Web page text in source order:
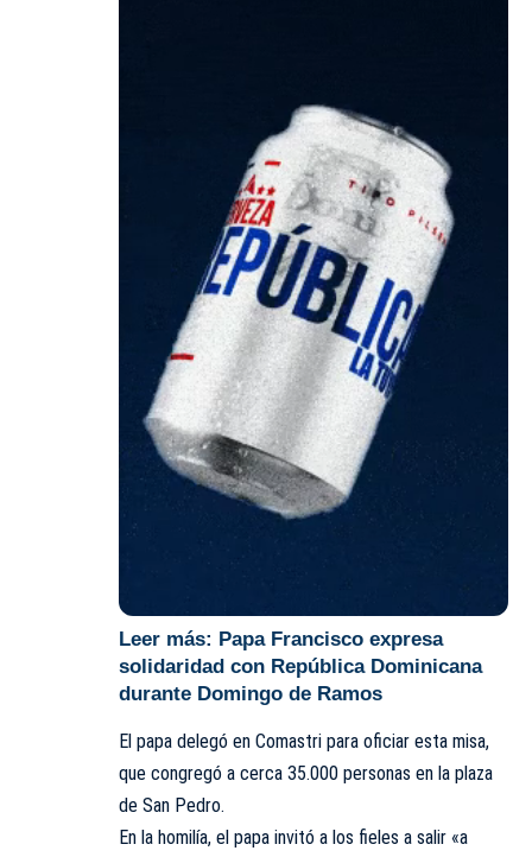
Leer más: Papa Francisco expresa
solidaridad con República Dominicana
durante Domingo de Ramos
El papa delegó en Comastri para oficiar esta misa,
que congregó a cerca 35.000 personas en la plaza
de San Pedro.
En la homilía, el papa invitó a los fieles a salir «a